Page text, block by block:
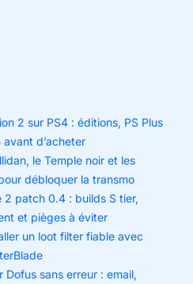
2 sur PS4 : éditions, PS Plus
d’acheter
le Temple noir et les
débloquer la transmo
2 patch 0.4 : builds S tier,
et pièges à éviter
un loot filter fiable avec
Dofus sans erreur : email,